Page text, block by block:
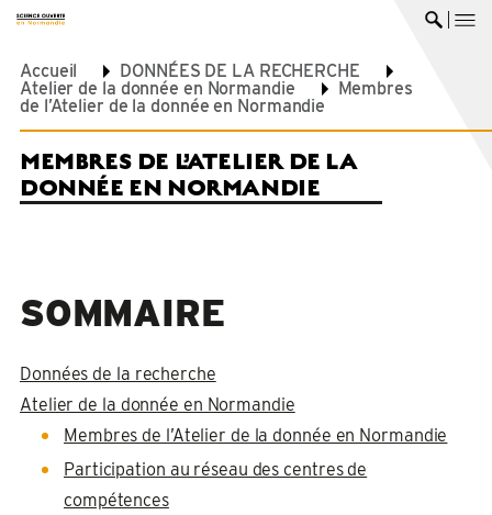
Accueil
DONNÉES DE LA RECHERCHE
Atelier de la donnée en Normandie
Membres
de l’Atelier de la donnée en Normandie
MEMBRES DE L’ATELIER DE LA
DONNÉE EN NORMANDIE
SOMMAIRE
Données de la recherche
Atelier de la donnée en Normandie
Membres de l’Atelier de la donnée en Normandie
Participation au réseau des centres de
compétences